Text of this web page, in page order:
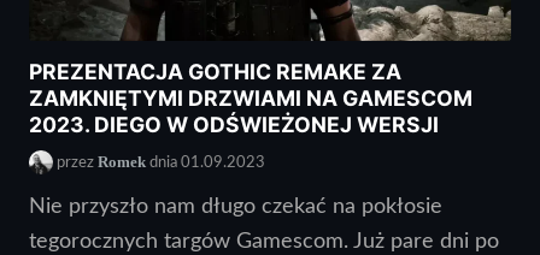
PREZENTACJA GOTHIC REMAKE ZA
ZAMKNIĘTYMI DRZWIAMI NA GAMESCOM
2023. DIEGO W ODŚWIEŻONEJ WERSJI
przez Romek dnia 01.09.2023
Nie przyszło nam długo czekać na pokłosie
tegorocznych targów Gamescom. Już pare dni po